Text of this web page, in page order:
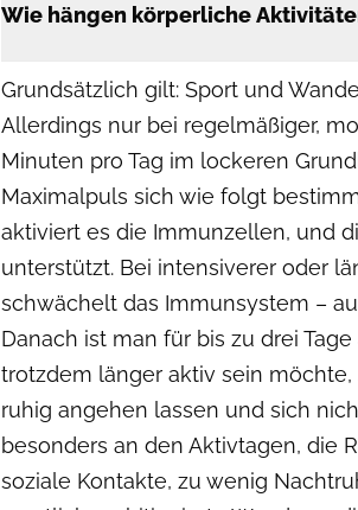
Wie hängen körperliche
Grundsätzlich gilt: Sport und
Allerdings nur bei regelmäßiger,
Minuten pro Tag im lockeren
Maximalpuls sich wie folgt
aktiviert es die Immunzellen, und
unterstützt. Bei intensiverer oder
schwächelt das Immunsystem –
Danach ist man für bis zu drei
trotzdem länger aktiv sein
ruhig angehen lassen und sich
besonders an den Aktivtagen, die
soziale Kontakte, zu wenig